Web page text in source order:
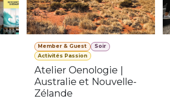
Member & Guest
Soir
Activités Passion
Atelier Oenologie |
Australie et Nouvelle-
Zélande